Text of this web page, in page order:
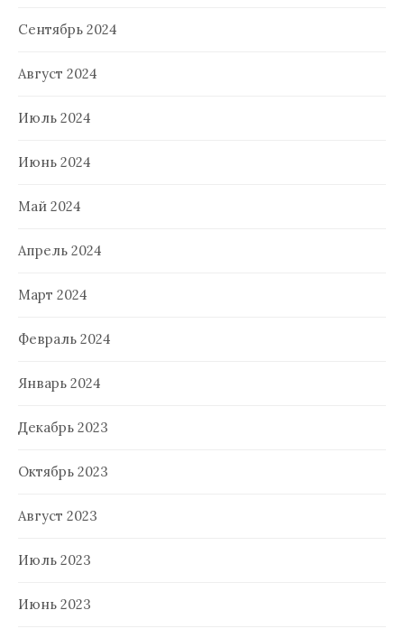
Сентябрь 2024
Август 2024
Июль 2024
Июнь 2024
Май 2024
Апрель 2024
Март 2024
Февраль 2024
Январь 2024
Декабрь 2023
Октябрь 2023
Август 2023
Июль 2023
Июнь 2023